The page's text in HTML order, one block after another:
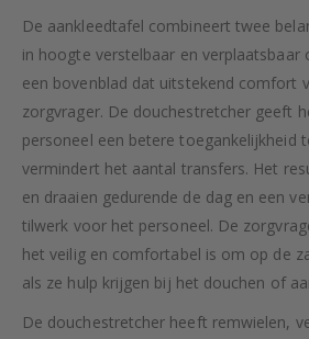
De aankleedtafel combineert twee
in hoogte verstelbaar en verplaatsbaar
een bovenblad dat uitstekend comfort
zorgvrager. De douchestretcher geeft
personeel een betere toegankelijkheid
vermindert het aantal transfers. Het
en draaien gedurende de dag en een
tilwerk voor het personeel. De
het veilig en comfortabel is om op de
als ze hulp krijgen bij het douchen of
De douchestretcher heeft remwielen,